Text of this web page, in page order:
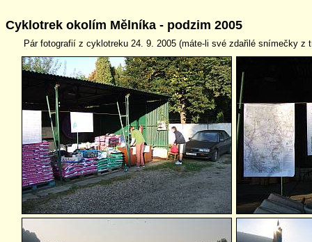
Cyklotrek okolím Mělníka - podzim 2005
Pár fotografií z cyklotreku 24. 9. 2005 (máte-li své zdařilé snímečky